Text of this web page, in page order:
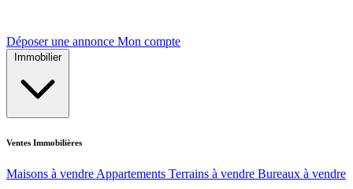
Déposer une annonce Mon compte
Immobilier
Ventes Immobilières
Maisons à vendre Appartements Terrains à vendre Bureaux à vendre